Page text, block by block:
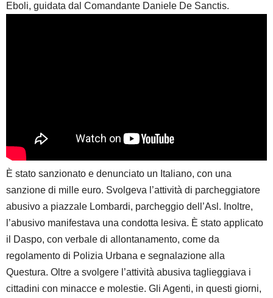
Eboli, guidata dal Comandante Daniele De Sanctis.
È stato sanzionato e denunciato un Italiano, con una
sanzione di mille euro. Svolgeva l’attività di parcheggiatore
abusivo a piazzale Lombardi, parcheggio dell’Asl. Inoltre,
l’abusivo manifestava una condotta lesiva. È stato applicato
il Daspo, con verbale di allontanamento, come da
regolamento di Polizia Urbana e segnalazione alla
Questura. Oltre a svolgere l’attività abusiva taglieggiava i
cittadini con minacce e molestie. Gli Agenti, in questi giorni,